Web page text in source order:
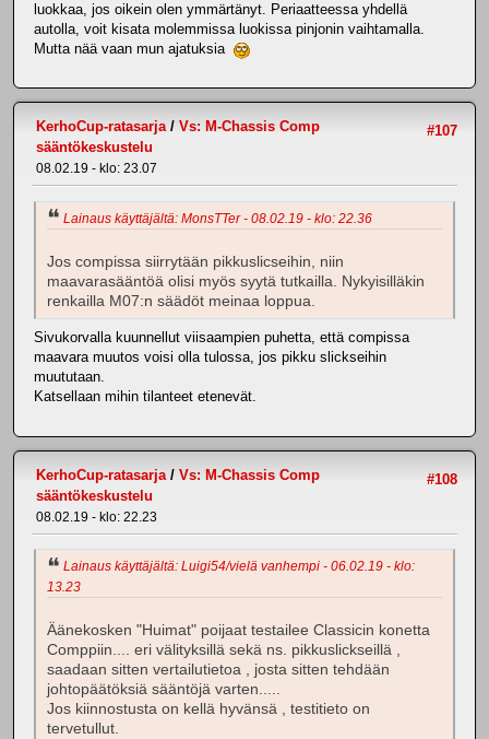
luokkaa, jos oikein olen ymmärtänyt. Periaatteessa yhdellä
autolla, voit kisata molemmissa luokissa pinjonin vaihtamalla.
Mutta nää vaan mun ajatuksia
#107
KerhoCup-ratasarja/ Vs: M-Chassis Comp
sääntökeskustelu
08.02.19 - klo: 23.07
Lainaus käyttäjältä: MonsTTer - 08.02.19 - klo: 22.36
Jos compissa siirrytään pikkuslicseihin, niin
maavarasääntöä olisi myös syytä tutkailla. Nykyisilläkin
renkailla M07:n säädöt meinaa loppua.
Sivukorvalla kuunnellut viisaampien puhetta, että compissa
maavara muutos voisi olla tulossa, jos pikku slickseihin
muututaan.
Katsellaan mihin tilanteet etenevät.
#108
KerhoCup-ratasarja / Vs: M-Chassis Comp
sääntökeskustelu
08.02.19 - klo: 22.23
Lainaus käyttäjältä: Luigi54/vielä vanhempi - 06.02.19 - klo:
13.23
Äänekosken "Huimat" poijaat testailee Classicin konetta
Comppiin.... eri välityksillä sekä ns. pikkuslickseillä ,
saadaan sitten vertailutietoa , josta sitten tehdään
johtopäätöksiä sääntöjä varten.....
Jos kiinnostusta on kellä hyvänsä , testitieto on
tervetullut.